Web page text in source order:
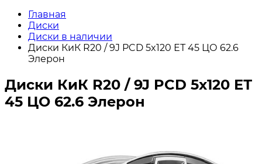
Главная
Диски
Диски в наличии
Диски КиК R20 / 9J PCD 5x120 ЕТ 45 ЦО 62.6
Элерон
Диски КиК R20 / 9J PCD 5x120 ЕТ
45 ЦО 62.6 Элерон